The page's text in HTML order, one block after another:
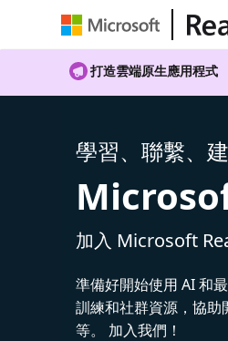
打造雲端原生應用程式
學習、聯繫、
加入 Microsoft
準備好開始使用 AI 和
訓練和社群資源，協
等。 加入我們！